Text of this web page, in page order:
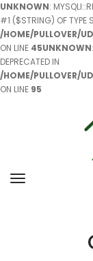
UNKNOWN:
#1 ($STRING) OF TYPE
/HOME/PULLOVER/
ON LINE 45UNKNOWN
DEPRECATED IN
/HOME/PULLOVER/
ON LINE 95